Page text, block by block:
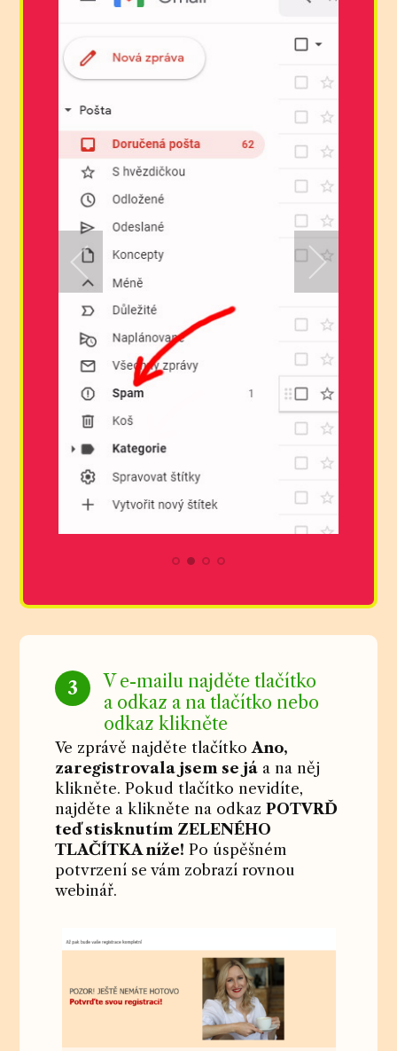
3
V e-mailu najděte tlačítko
a odkaz a na tlačítko nebo
odkaz klikněte
Ve zprávě najděte tlačítkoAno,
zaregistrovala jsem se já a na něj
klikněte. Pokud tlačítko nevidíte,
najděte a klikněte na odkazPOTVRĎ
teď stisknutím ZELENÉHO
TLAČÍTKA níže! Po úspěšném
potvrzení se vám zobrazí rovnou
webinář.